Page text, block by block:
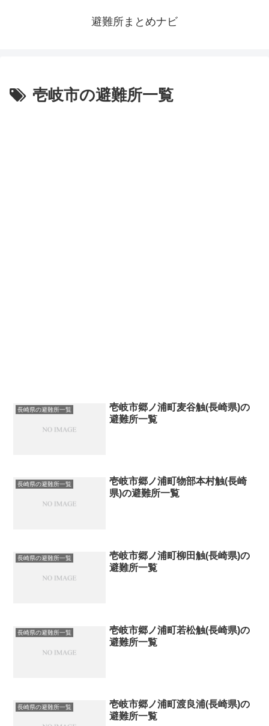
避難所まとめナビ
壱岐市の避難所一覧
長崎県の避難所一覧
壱岐市郷ノ浦町麦谷触(長崎県)の
避難所一覧
長崎県の避難所一覧
壱岐市郷ノ浦町物部本村触(長崎
県)の避難所一覧
長崎県の避難所一覧
壱岐市郷ノ浦町柳田触(長崎県)の
避難所一覧
長崎県の避難所一覧
壱岐市郷ノ浦町若松触(長崎県)の
避難所一覧
長崎県の避難所一覧
壱岐市郷ノ浦町渡良浦(長崎県)の
避難所一覧